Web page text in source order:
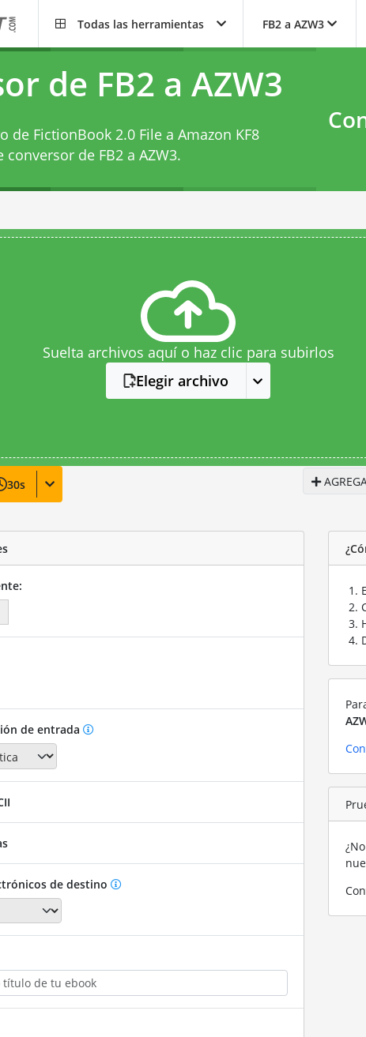
Todas las herramientas FB2 a AZW3
de FB2 a AZW3
de FictionBook 2.0 File a Amazon KF8
conversor de FB2 a AZW3.
Suelta archivos aquí o haz clic para subirlos
Elegir archivo
30s
de entrada
de destino